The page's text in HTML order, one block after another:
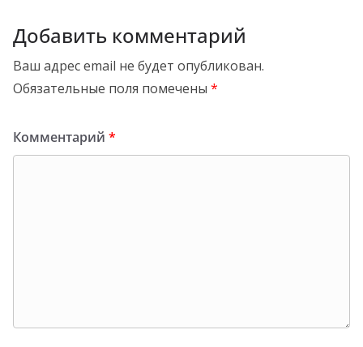
Добавить комментарий
Ваш адрес email не будет опубликован.
Обязательные поля помечены *
Комментарий *